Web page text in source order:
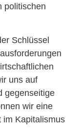
politischen
Schlüssel
uns auf
gegenseitige
wir eine
im Kapitalismus